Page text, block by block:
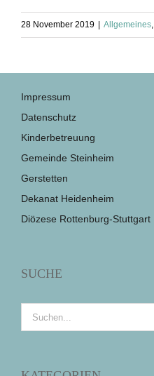
28 November 2019 Allgemeines,
Impressum
Datenschutz
Kinderbetreuung
Gemeinde Steinheim
Gerstetten
Dekanat Heidenheim
Diözese Rottenburg-Stuttgart
SUCHE
Suche
nach: